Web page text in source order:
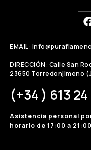
EMAIL:
DIRECCIÓN: Calle San
23650 Torredonjimeno
(+34 ) 613 24
Asistencia personal
horario de 17:00 a